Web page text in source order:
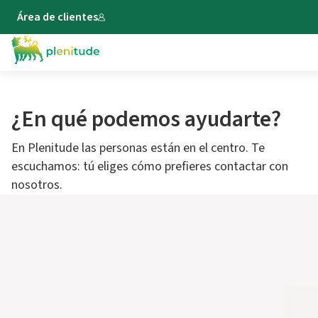
Área de clientes
¿En qué podemos ayudarte?
En Plenitude las personas están en el centro. Te
escuchamos: tú eliges cómo prefieres contactar con
nosotros.